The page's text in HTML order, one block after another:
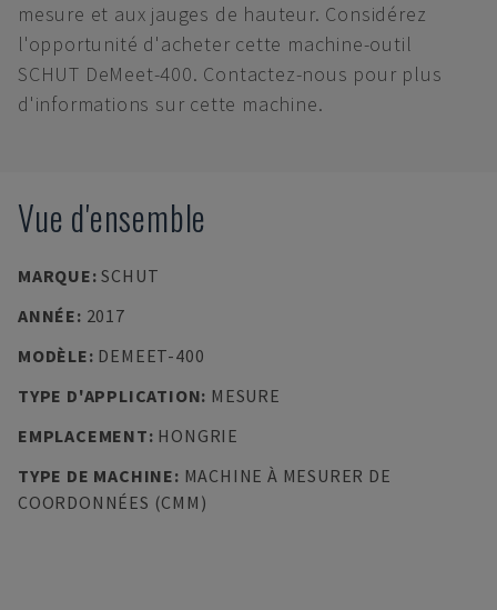
mesure et aux jauges de hauteur. Considérez
l'opportunité d'acheter cette machine-outil
SCHUT DeMeet-400. Contactez-nous pour plus
d'informations sur cette machine.
Vue d'ensemble
MARQUE:SCHUT
ANNÉE: 2017
MODÈLE: DEMEET-400
TYPE D'APPLICATION: MESURE
EMPLACEMENT: HONGRIE
TYPE DE MACHINE: MACHINE À MESURER DE
COORDONNÉES (CMM)